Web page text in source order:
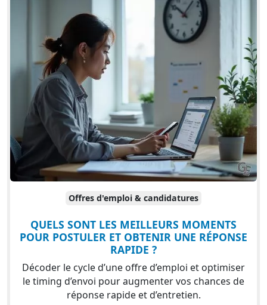
Offres d'emploi & candidatures
QUELS SONT LES MEILLEURS MOMENTS
POUR POSTULER ET OBTENIR UNE RÉPONSE
RAPIDE ?
Décoder le cycle d’une offre d’emploi et optimiser
le timing d’envoi pour augmenter vos chances de
réponse rapide et d’entretien.